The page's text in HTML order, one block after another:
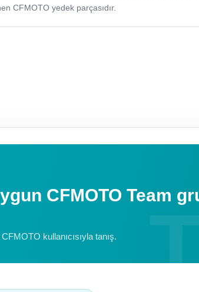
CFMOTO yedek parçasıdır.
CFMOTO Team
kullanıcısıyla tanış.